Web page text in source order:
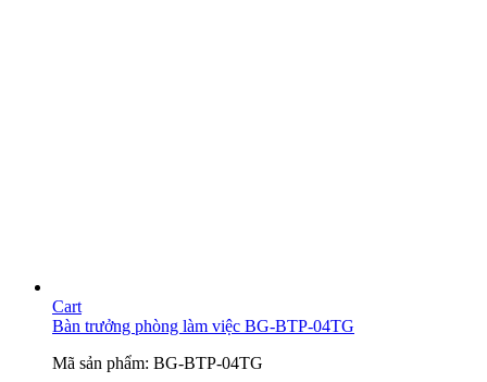
Cart
Bàn trưởng phòng làm việc BG-BTP-04TG
Mã sản phẩm: BG-BTP-04TG